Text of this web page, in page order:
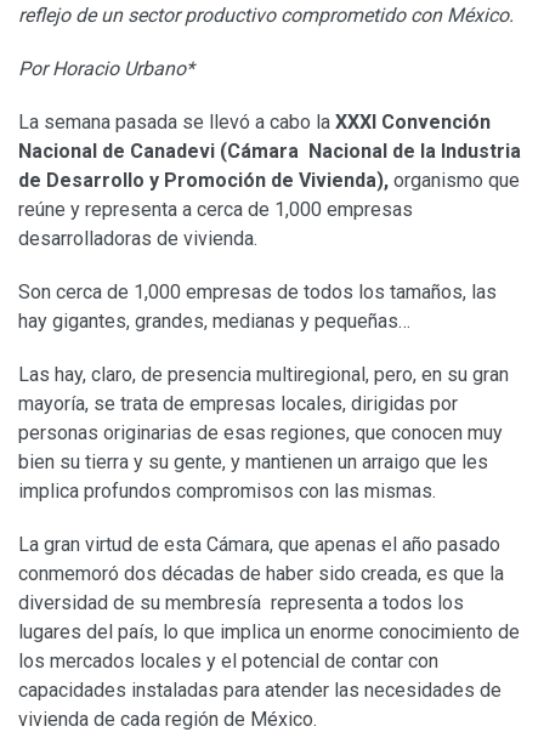
reflejo de un sector productivo comprometido con México.
Por Horacio Urbano*
La semana pasada se llevó a cabo la XXXI Convención
Nacional de Canadevi (Cámara Nacional de la Industria
de Desarrollo y Promoción de Vivienda), organismo que
reúne y representa a cerca de 1,000 empresas
desarrolladoras de vivienda.
Son cerca de 1,000 empresas de todos los tamaños, las
hay gigantes, grandes, medianas y pequeñas…
Las hay, claro, de presencia multiregional, pero, en su gran
mayoría, se trata de empresas locales, dirigidas por
personas originarias de esas regiones, que conocen muy
bien su tierra y su gente, y mantienen un arraigo que les
implica profundos compromisos con las mismas.
La gran virtud de esta Cámara, que apenas el año pasado
conmemoró dos décadas de haber sido creada, es que la
diversidad de su membresía representa a todos los
lugares del país, lo que implica un enorme conocimiento de
los mercados locales y el potencial de contar con
capacidades instaladas para atender las necesidades de
vivienda de cada región de México.